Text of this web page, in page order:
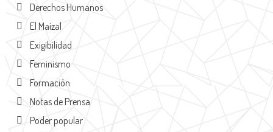
Derechos Humanos
El Maizal
Exigibilidad
Feminismo
Formación
Notas de Prensa
Poder popular